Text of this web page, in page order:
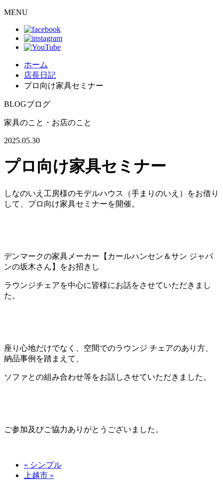
MENU
ホーム
店長日記
プロ向け家具セミナー
BLOGブログ
家具のこと・お店のこと
2025.05.30
プロ向け家具セミナー
しなのいえ工房様のモデルハウス（手まりのいえ）をお借り
して、プロ向け家具セミナーを開催。
デンマークの家具メーカー【カールハンセン＆サン ジャパ
ンの坂木さん】をお招きし
ラウンジチェアを中心に皆様にお話をさせていただきまし
た。
座り心地だけでなく、空間でのラウンジ チェアのあり方、
納品事例を踏まえて、
ソファとの組み合わせ等をお話しさせていただきました。
ご参加及びご協力ありがとうございました。
« シンプル
上越市 »